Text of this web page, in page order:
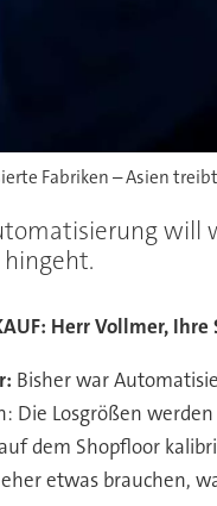
Fabriken – Asien
will
Herr Vollmer,
Bisher war
Die Losgrößen
dem Shopfloor
etwas brauchen,